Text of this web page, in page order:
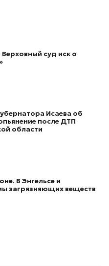
суд иск о
Исаева об
после ДТП
области
В Энгельсе и
загрязняющих веществ